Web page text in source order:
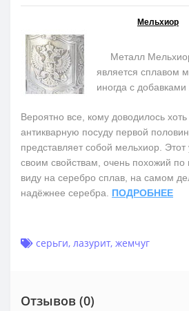
Мельхиор
Металл
является сплавом
иногда с
Вероятно все, кому доводилось
антикварную посуду первой
представляет собой мельхиор.
своим свойствам, очень похожий
виду на серебро сплав, на самом
надёжнее серебра. ПОДРОБНЕЕ
серьги, лазурит, жемчуг
Отзывов (0)